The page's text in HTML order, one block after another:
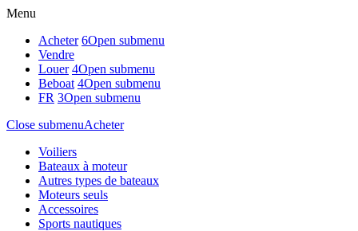
Menu
Acheter 6Open submenu
Vendre
Louer 4Open submenu
Beboat 4Open submenu
FR 3Open submenu
Close submenuAcheter
Voiliers
Bateaux à moteur
Autres types de bateaux
Moteurs seuls
Accessoires
Sports nautiques